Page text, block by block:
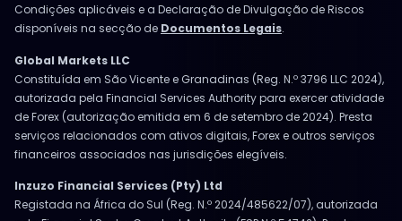
Condições aplicáveis e a Declaração de Divulgação de Riscos
disponíveis na secção de Documentos Legais.
Global Markets LLC
Constituída em São Vicente e Granadinas (Reg. N.º 3796 LLC 2024),
autorizada pela Financial Services Authority para exercer atividade
de Forex (autorização emitida em 6 de setembro de 2024). Presta
serviços relacionados com ativos digitais, Forex e outros serviços
financeiros associados nas jurisdições elegíveis.
Inzuzo Financial Services (Pty) Ltd
Registada na África do Sul (Reg. N.º 2024/485622/07), autorizada